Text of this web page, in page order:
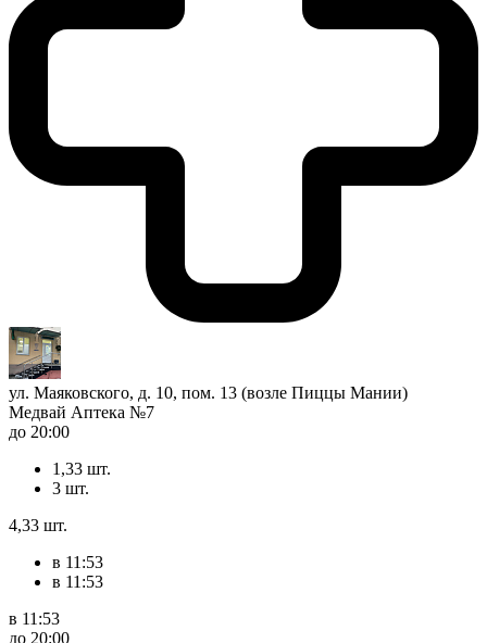
ул. Маяковского, д. 10, пом. 13 (возле Пиццы Мании)
Медвай Аптека №7
до 20:00
1,33 шт.
3 шт.
4,33 шт.
в 11:53
в 11:53
в 11:53
до 20:00